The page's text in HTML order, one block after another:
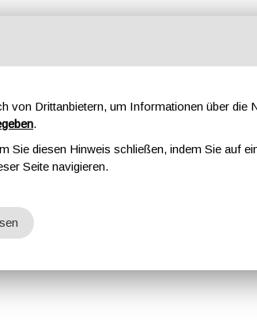
von Drittanbietern, um Informationen über
.
Sie diesen Hinweis schließen, indem Sie auf
Seite navigieren.